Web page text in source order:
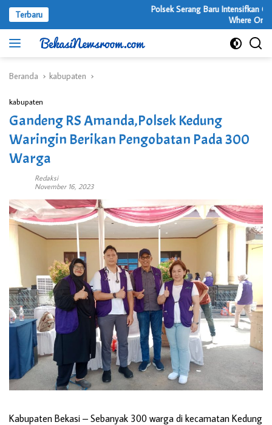
Langsung
konten
Terbaru
Polsek Serang Baru Intensifkan OKJ
Where Online
Beranda kabupaten
kabupaten
Gandeng RS Amanda,Polsek Kedung
Waringin Berikan Pengobatan Pada 300
Warga
Redaksi
November 16, 2023
Kabupaten Bekasi – Sebanyak 300 warga di kecamatan Kedung